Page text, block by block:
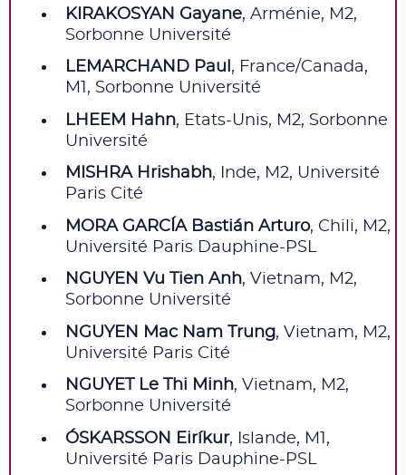
KIRAKOSYAN Gayane, Arménie, M2,
Sorbonne Université
LEMARCHAND Paul , France/Canada,
M1, Sorbonne Université
LHEEM Hahn, Etats-Unis, M2, Sorbonne
Université
MISHRA Hrishabh, Inde, M2, Université
Paris Cité
MORA GARCÍA Bastián Arturo, Chili, M2,
Université Paris Dauphine-PSL
NGUYEN Vu Tien Anh, Vietnam, M2,
Sorbonne Université
NGUYEN Mac Nam Trung, Vietnam, M2,
Université Paris Cité
NGUYET Le Thi Minh, Vietnam, M2,
Sorbonne Université
ÓSKARSSON Eiríkur, Islande, M1,
Université Paris Dauphine-PSL